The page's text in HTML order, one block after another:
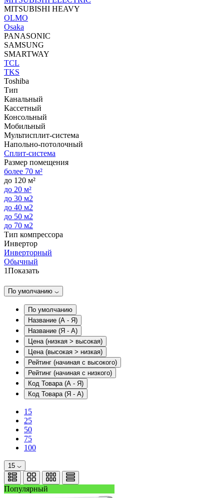
MITSUBISHI HEAVY
OLMO
Osaka
PANASONIC
SAMSUNG
SMARTWAY
TCL
TKS
Toshiba
Тип
Канальный
Кассетный
Консольный
Мобильный
Мультисплит-система
Напольно-потолочный
Сплит-система
Размер помещения
более 70 м²
до 120 м²
до 20 м²
до 30 м2
до 40 м2
до 50 м2
до 70 м2
Тип компрессора
Инвертор
Инверторный
Обычный
1Показать
По умолчанию
По умолчанию
Название (А - Я)
Название (Я - А)
Цена (низкая > высокая)
Цена (высокая > низкая)
Рейтинг (начиная с высокого)
Рейтинг (начиная с низкого)
Код Товара (А - Я)
Код Товара (Я - А)
15
25
50
75
100
15
Популярный